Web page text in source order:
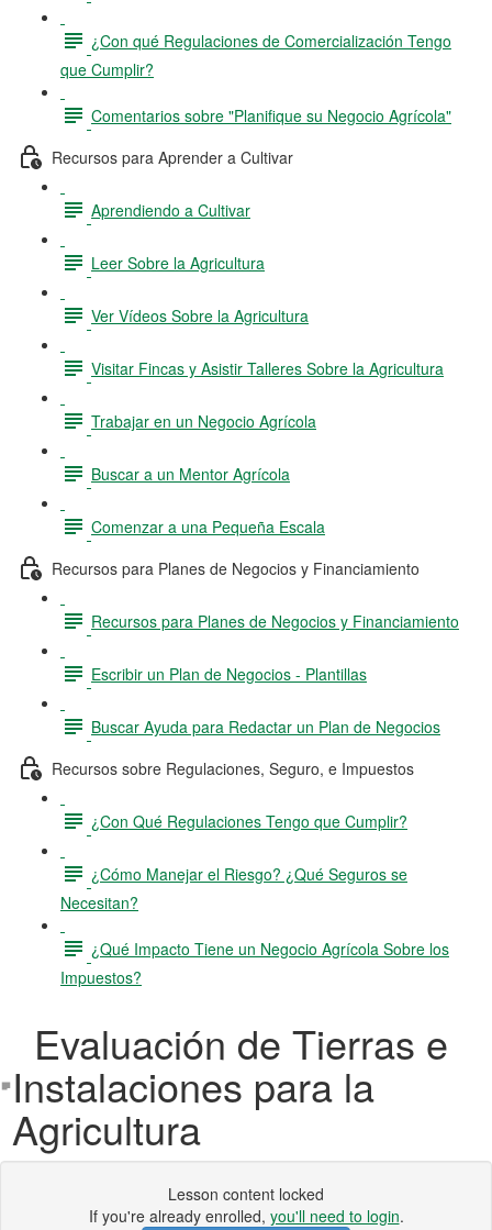
¿Con qué Regulaciones de Comercialización Tengo
que Cumplir?
Comentarios sobre "Planifique su Negocio Agrícola"
Recursos para Aprender a Cultivar
Aprendiendo a Cultivar
Leer Sobre la Agricultura
Ver Vídeos Sobre la Agricultura
Visitar Fincas y Asistir Talleres Sobre la Agricultura
Trabajar en un Negocio Agrícola
Buscar a un Mentor Agrícola
Comenzar a una Pequeña Escala
Recursos para Planes de Negocios y Financiamiento
Recursos para Planes de Negocios y Financiamiento
Escribir un Plan de Negocios - Plantillas
Buscar Ayuda para Redactar un Plan de Negocios
Recursos sobre Regulaciones, Seguro, e Impuestos
¿Con Qué Regulaciones Tengo que Cumplir?
¿Cómo Manejar el Riesgo? ¿Qué Seguros se
Necesitan?
¿Qué Impacto Tiene un Negocio Agrícola Sobre los
Impuestos?
Evaluación de Tierras e
Instalaciones para la
Agricultura
Lesson content locked
If you're already enrolled, you'll need to login.